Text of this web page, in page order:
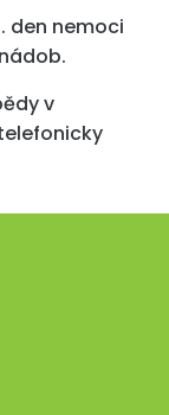
den nemoci
v